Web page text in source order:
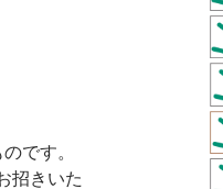
です。
招きいた